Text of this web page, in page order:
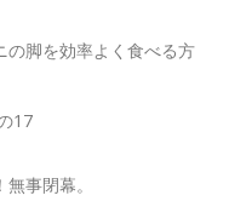
の脚を効率よく食べる方
17
事閉幕。